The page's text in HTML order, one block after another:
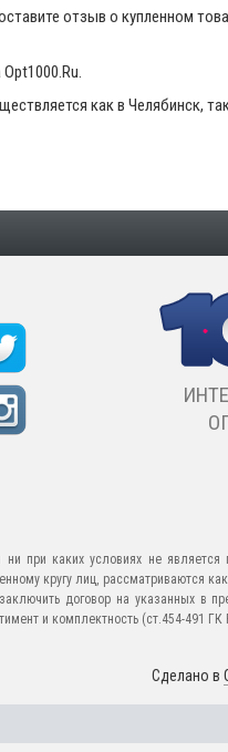
отзыв о купленном
как в Челябинск,
при каких условиях не является
кругу лиц, рассматриваются
договор на указанных в
и комплектность (ст.454-491
Сделано в